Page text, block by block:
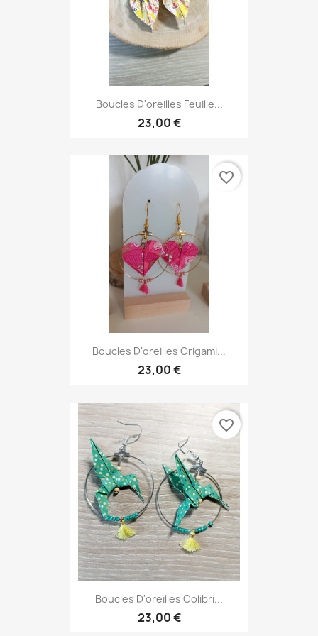
Boucles D'oreilles Feuille...
23,00 €
Boucles D'oreilles Origami...
23,00 €
favorite_border
Boucles D'oreilles Colibri...
23,00 €
favorite_border